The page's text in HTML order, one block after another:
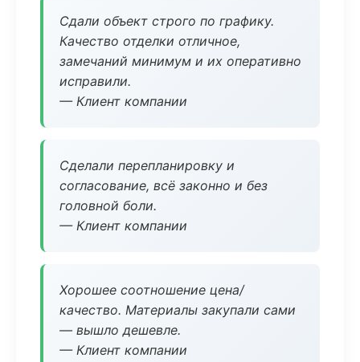
Сдали объект строго по графику.
Качество отделки отличное,
замечаний минимум и их оперативно
исправили.
— Клиент компании
Сделали перепланировку и
согласование, всё законно и без
головной боли.
— Клиент компании
Хорошее соотношение цена/
качество. Материалы закупали сами
— вышло дешевле.
— Клиент компании